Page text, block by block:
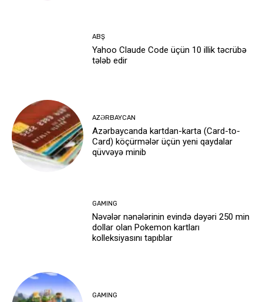
ABŞ
Yahoo Claude Code üçün 10 illik təcrübə
tələb edir
AZƏRBAYCAN
Azərbaycanda kartdan-karta (Card-to-
Card) köçürmələr üçün yeni qaydalar
qüvvəyə minib
GAMING
Nəvələr nənələrinin evində dəyəri 250 min
dollar olan Pokemon kartları
kolleksiyasını tapıblar
GAMING